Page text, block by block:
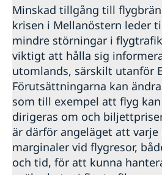
Minskad tillgång till
krisen i Mellanöstern leder
mindre störningar i
viktigt att hålla sig
utomlands, särskilt utanför
Förutsättningarna kan
som till exempel att flyg
dirigeras om och
är därför angeläget att varje
marginaler vid flygresor,
och tid, för att kunna